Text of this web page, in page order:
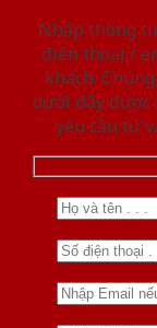
Nhập thông
điện thoại /
khách.
dưới đây được
yêu cầu tư